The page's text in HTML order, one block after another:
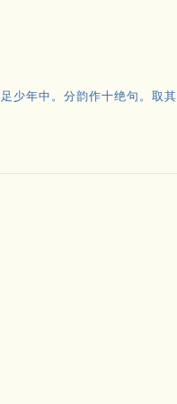
少年中。分韵作十绝句。取